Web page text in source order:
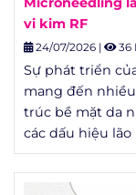
vi kim RF
24/07/2026 | 36
Sự phát triển
mang đến
trúc bề mặt da
các dấu hiệu lão
thiệp ít xâm lấn,
sóng vô tuyến